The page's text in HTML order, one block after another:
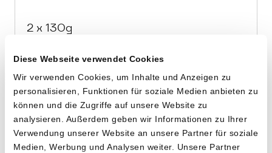
Diese Webseite verwendet Cookies
Wir verwenden Cookies, um Inhalte und Anzeigen zu
personalisieren, Funktionen für soziale Medien anbieten zu
können und die Zugriffe auf unsere Website zu
analysieren. Außerdem geben wir Informationen zu Ihrer
Verwendung unserer Website an unsere Partner für soziale
Medien, Werbung und Analysen weiter. Unsere Partner
2 x 130g
CHF 4.31 pro 100g
In
den
Warenkorb